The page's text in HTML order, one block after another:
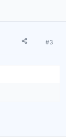
#3